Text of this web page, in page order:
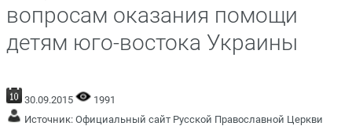
вопросам оказания помощи
детям юго-востока Украины
30.09.2015
1991
Источник: Официальный сайт Русской Православной Церкви